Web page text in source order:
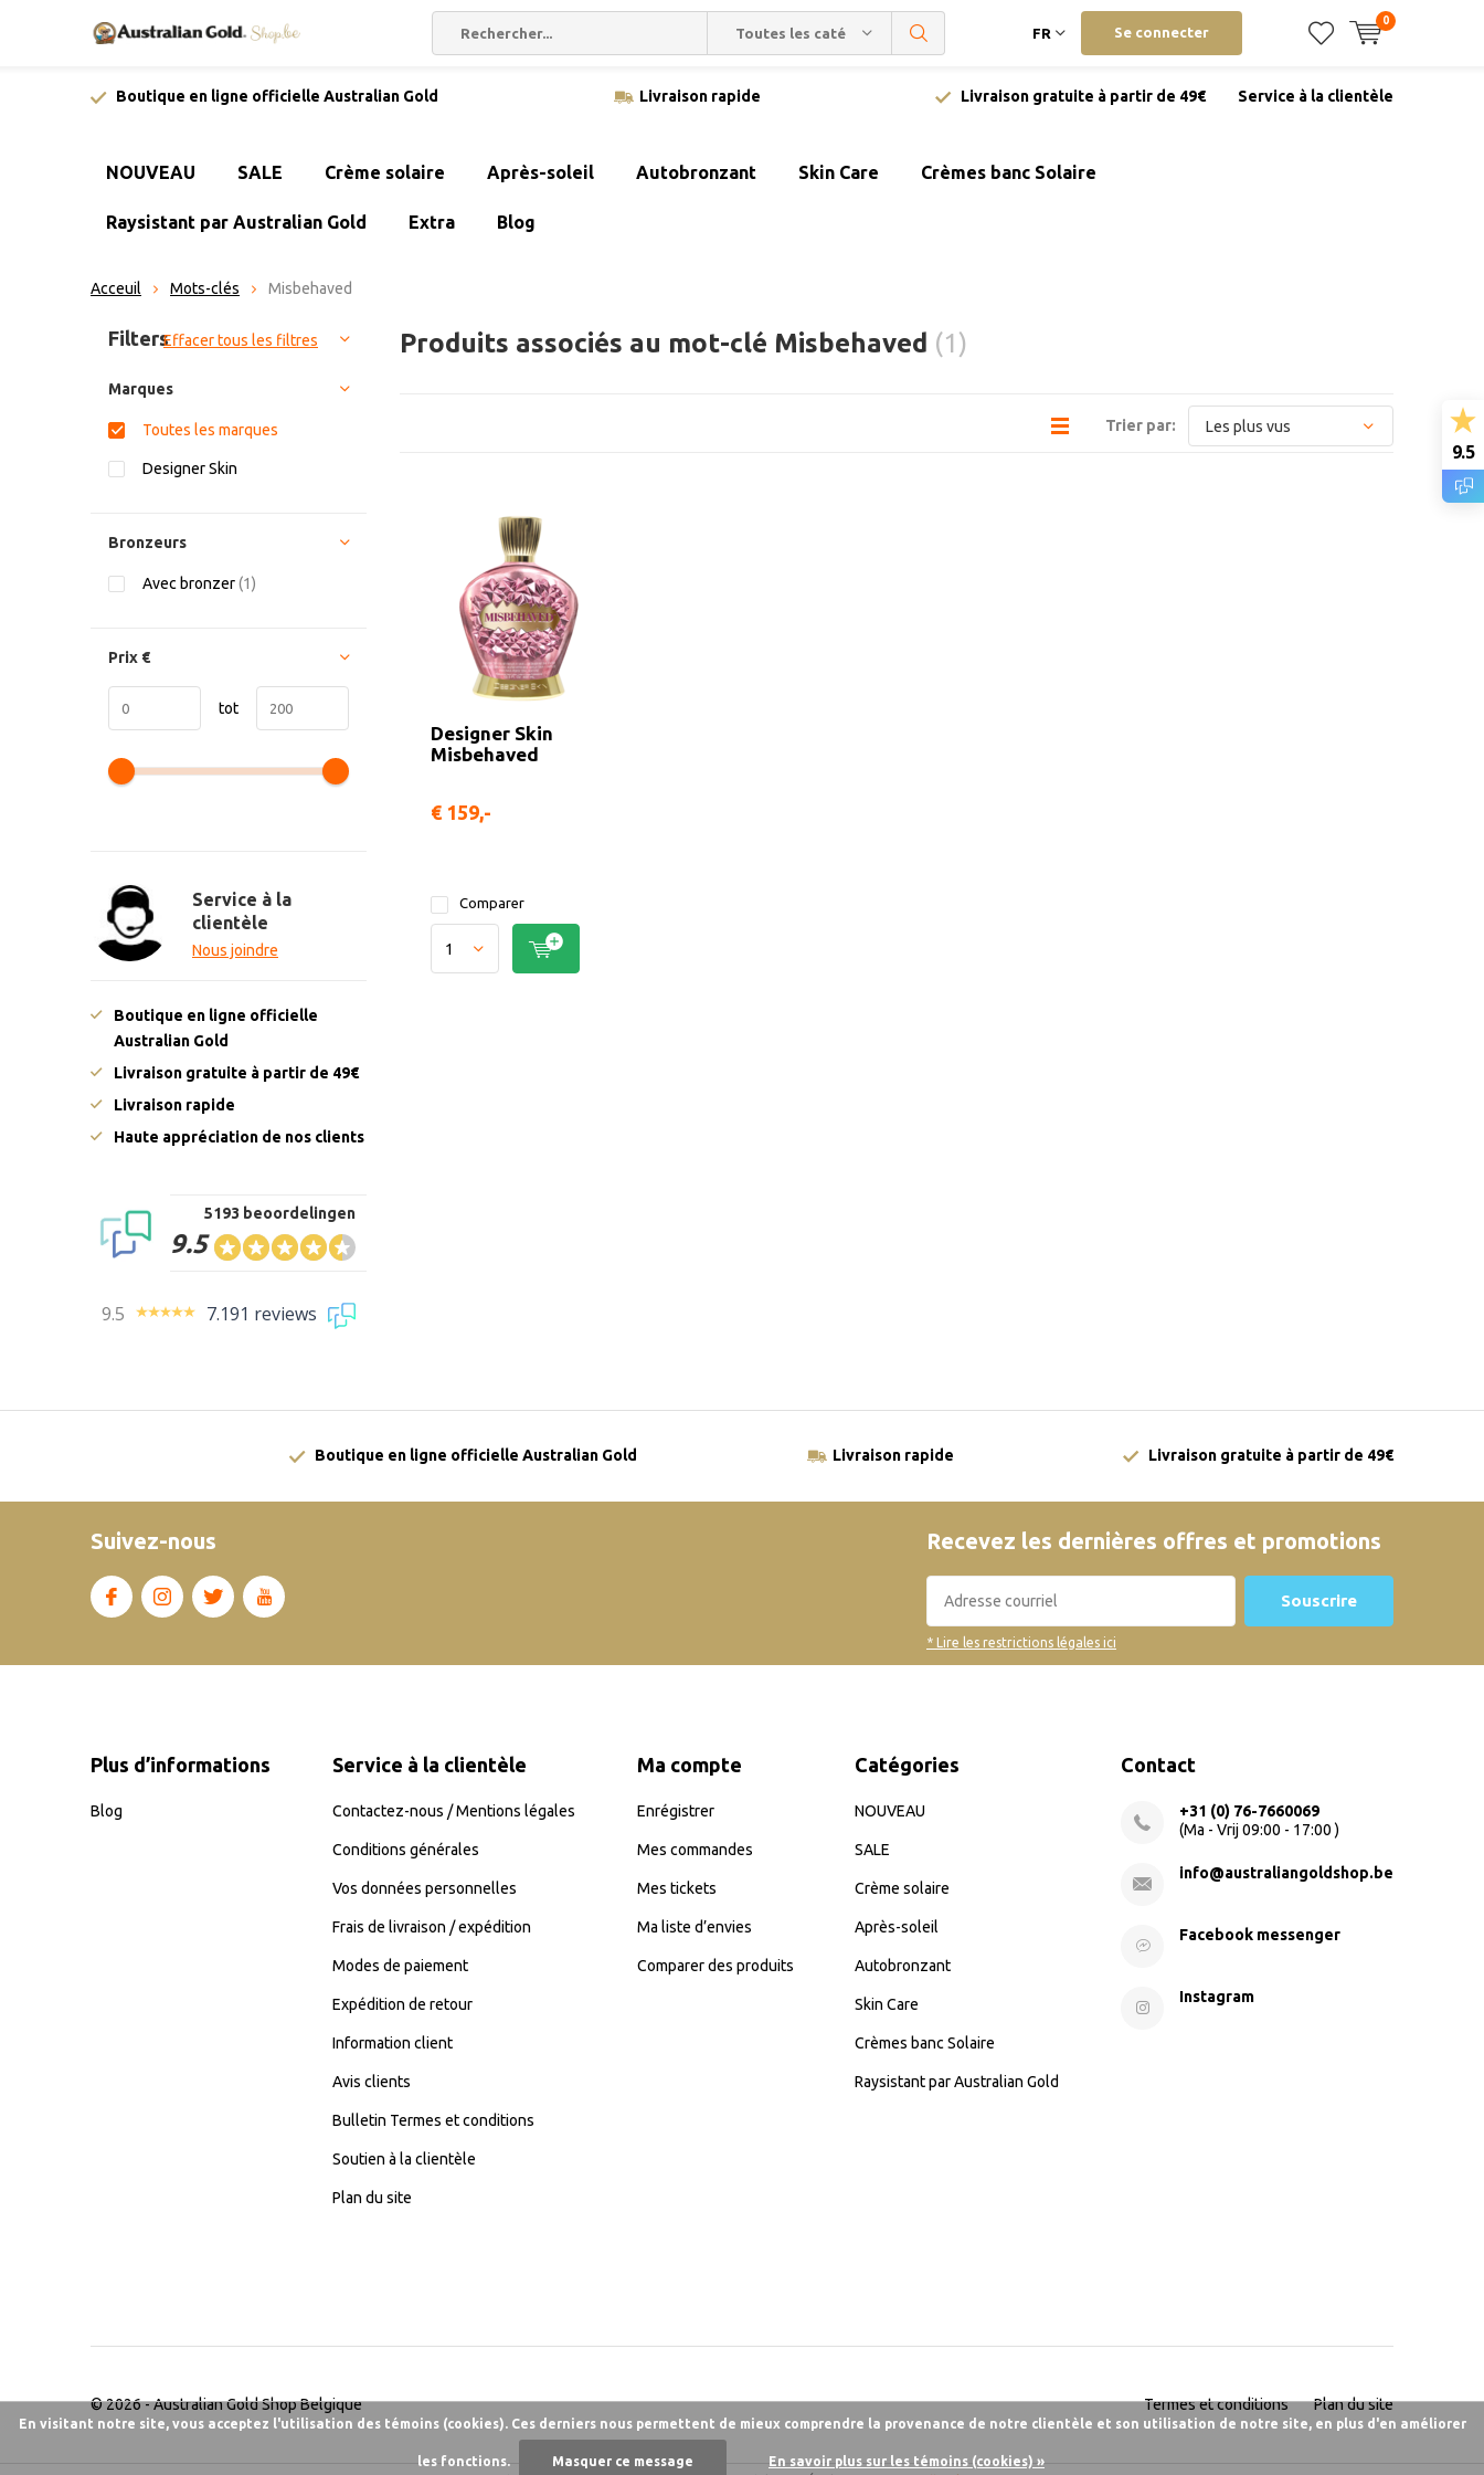
Toutes les catégories FR Se connecter
0
Boutique en ligne officielle Australian Gold Livraison rapide Livraison gratuite à partir de 49€ Service à la clientèle
NOUVEAU SALE Crème solaire Après-soleil Autobronzant Skin Care Crèmes banc Solaire
Raysistant par Australian Gold Extra Blog
Acceuil Mots-clés Misbehaved
Produits associés au mot-clé Misbehaved (1)
Trier par:
Designer Skin
Misbehaved
€ 159,-
Comparer
Trier par:
FiltersEffacer tous les filtres
Marques
Toutes les marques
Designer Skin
Bronzeurs
Avec bronzer(1)
Prix €
tot
Service à la
clientèle
Nous joindre
Boutique en ligne officielle
Australian Gold
Livraison gratuite à partir de 49€
Livraison rapide
Haute appréciation de nos clients
9.5
5193 beoordelingen
9.5 7.191 reviews
Boutique en ligne officielle Australian Gold Livraison rapide Livraison gratuite à partir de 49€
Suivez-nous Recevez les dernières offres et promotions
Souscrire
* Lire les restrictions légales ici
Plus d’informations
Blog
Service à la clientèle
Contactez-nous / Mentions légales
Conditions générales
Vos données personnelles
Frais de livraison / expédition
Modes de paiement
Expédition de retour
Information client
Avis clients
Bulletin Termes et conditions
Soutien à la clientèle
Plan du site
Ma compte
Enrégistrer
Mes commandes
Mes tickets
Ma liste d’envies
Comparer des produits
Catégories
NOUVEAU
SALE
Crème solaire
Après-soleil
Autobronzant
Skin Care
Crèmes banc Solaire
Raysistant par Australian Gold
Contact
+31 (0) 76-7660069
(Ma - Vrij 09:00 - 17:00 )
info@australiangoldshop.be
Facebook messenger
Instagram
© 2026 -Australian Gold Shop Belgique Termes et conditions Plan du site
9.5
En visitant notre site, vous acceptez l'utilisation des témoins (cookies). Ces derniers nous permettent de mieux comprendre la provenance de notre clientèle et son utilisation de notre site, en plus d'en améliorer
les fonctions. Masquer ce message En savoir plus sur les témoins (cookies) »